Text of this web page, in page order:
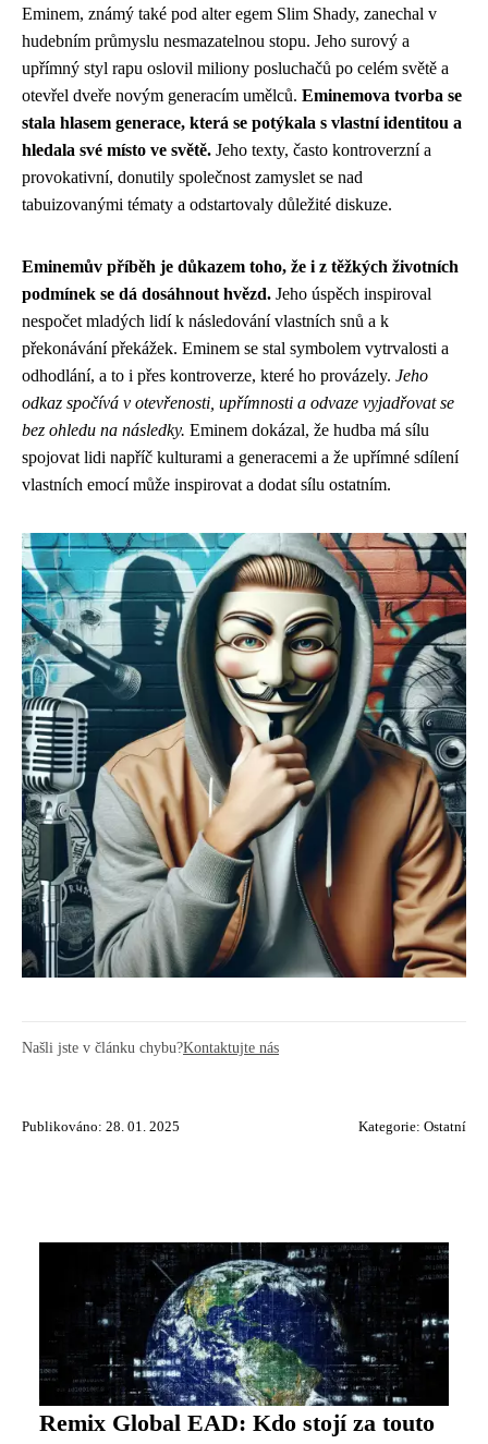
Eminem, známý také pod alter egem Slim Shady, zanechal v
hudebním průmyslu nesmazatelnou stopu. Jeho surový a
upřímný styl rapu oslovil miliony posluchačů po celém světě a
otevřel dveře novým generacím umělců. Eminemova tvorba se
stala hlasem generace, která se potýkala s vlastní identitou a
hledala své místo ve světě. Jeho texty, často kontroverzní a
provokativní, donutily společnost zamyslet se nad
tabuizovanými tématy a odstartovaly důležité diskuze.
Eminemův příběh je důkazem toho, že i z těžkých životních
podmínek se dá dosáhnout hvězd. Jeho úspěch inspiroval
nespočet mladých lidí k následování vlastních snů a k
překonávání překážek. Eminem se stal symbolem vytrvalosti a
odhodlání, a to i přes kontroverze, které ho provázely. Jeho
odkaz spočívá v otevřenosti, upřímnosti a odvaze vyjadřovat se
bez ohledu na následky. Eminem dokázal, že hudba má sílu
spojovat lidi napříč kulturami a generacemi a že upřímné sdílení
vlastních emocí může inspirovat a dodat sílu ostatním.
Našli jste v článku chybu?Kontaktujte nás
Publikováno: 28. 01. 2025 Kategorie: Ostatní
Remix Global EAD: Kdo stojí za touto